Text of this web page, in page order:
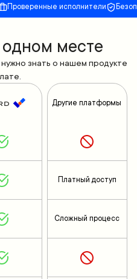
Проверенные исполнители
одном месте
знать о нашем продукте
Другие платформы
Платный доступ
Сложный процесс